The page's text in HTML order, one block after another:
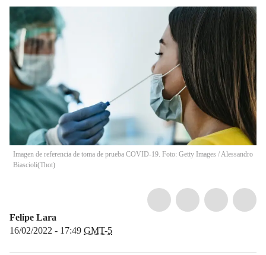
Imagen de referencia de toma de prueba COVID-19. Foto: Getty Images / Alessandro
Biascioli(Thot)
Felipe Lara
16/02/2022 - 17:49 GMT-5